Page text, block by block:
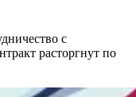
с
расторгнут по